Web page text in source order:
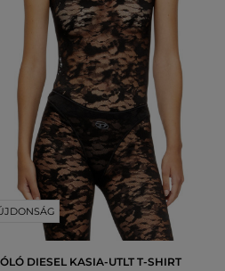
DIESEL KASIA-UTLT T-SHIRT